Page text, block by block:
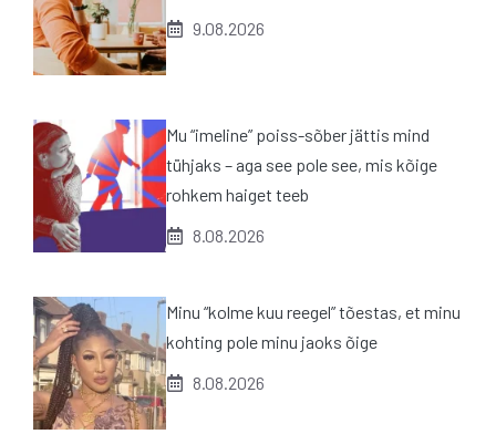
9.08.2026
Mu “imeline” poiss-sõber jättis mind
tühjaks – aga see pole see, mis kõige
rohkem haiget teeb
8.08.2026
Minu “kolme kuu reegel” tõestas, et minu
kohting pole minu jaoks õige
8.08.2026